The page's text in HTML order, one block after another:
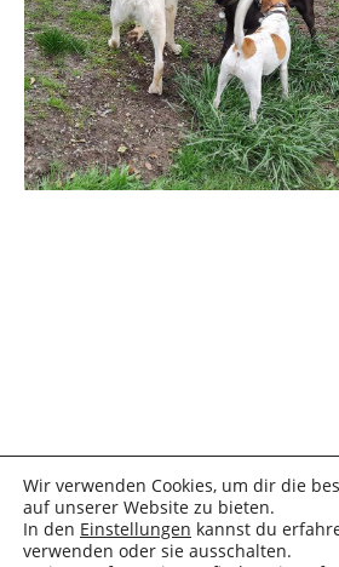
Wir verwenden Cookies, um dir die
auf unserer Website zu bieten.
In den Einstellungen kannst du
verwenden oder sie ausschalten.